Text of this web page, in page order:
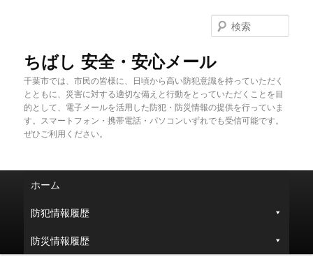
ちばし 安全・安心メール
千葉市では、市民の皆様に、日頃から高い防犯意識を持っていただく
とともに、災害に対する適切な備えと行動をとっていただくことを目
的として、電子メールを活用した防犯・防災情報の提供を行っていま
す。スマートフォン・携帯電話・パソコンいずれでも受信可能です。
ぜひご利用ください。
索
ュ
ホーム
防犯情報履歴
防災情報履歴